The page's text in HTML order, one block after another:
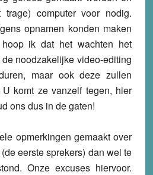
computer voor nodig.
opnamen konden maken
ik dat het wachten het
noodzakelijke video-editing
maar ook deze zullen
komt ze vanzelf tegen, hier
ons dus in de gaten!
opmerkingen gemaakt over
eerste sprekers) dan wel te
Onze excuses hiervoor.